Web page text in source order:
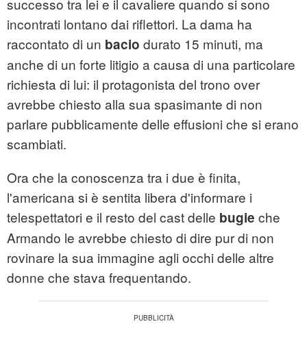
successo tra lei e il cavaliere quando si sono
incontrati lontano dai riflettori. La dama ha
raccontato di un bacio durato 15 minuti, ma
anche di un forte litigio a causa di una particolare
richiesta di lui: il protagonista del trono over
avrebbe chiesto alla sua spasimante di non
parlare pubblicamente delle effusioni che si erano
scambiati.
Ora che la conoscenza tra i due è finita,
l'americana si è sentita libera d'informare i
telespettatori e il resto del cast delle bugie che
Armando le avrebbe chiesto di dire pur di non
rovinare la sua immagine agli occhi delle altre
donne che stava frequentando.